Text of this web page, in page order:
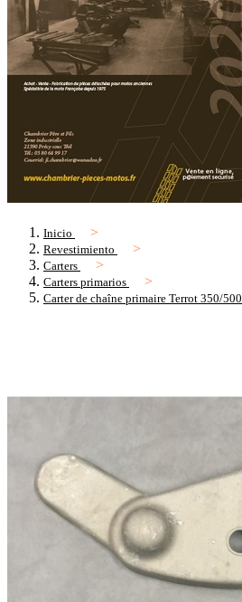
Inicio
Revestimiento
Carters
Carters primarios
Carter de chaîne primaire Terrot 350/500